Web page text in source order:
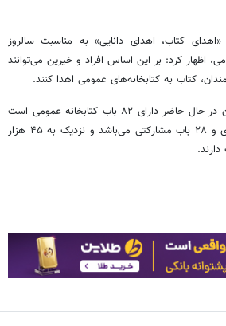
کتاب، اهدای دانایی» به مناسبت سالروز
اظهار کرد: بر این اساس افراد و خیرین می‌توانند
کتاب به کتابخانه‌های عمومی اهدا کنند.
یادآور می‌شود؛ استان کردستان در حال حاضر دارای ۸۲ باب کتابخانه عمومی است
که از این تعداد ۵۴ باب نهادی و ۲۸ باب مشارکتی می‌باشد و نزدیک به ۴۵ هزار